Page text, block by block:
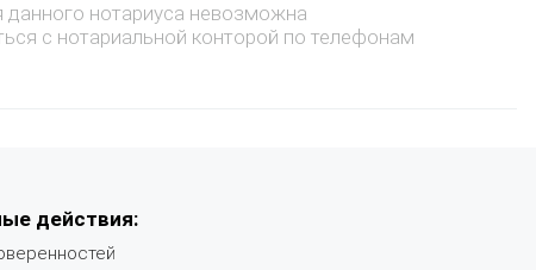
данного нотариуса невозможна
с нотариальной конторой по телефонам
действия: